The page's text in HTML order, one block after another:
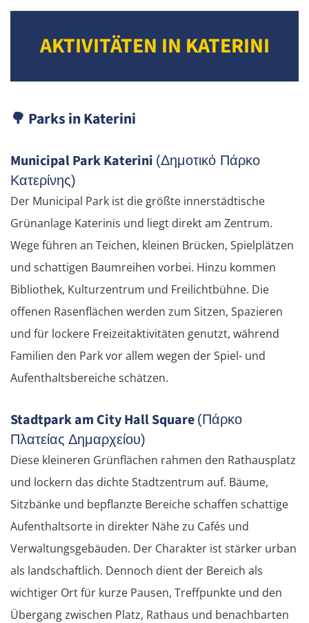
AKTIVITÄTEN IN KATERINI
🌳 Parks in Katerini
Municipal Park Katerini (Δημοτικό Πάρκο
Κατερίνης)
Der Municipal Park ist die größte innerstädtische
Grünanlage Katerinis und liegt direkt am Zentrum.
Wege führen an Teichen, kleinen Brücken, Spielplätzen
und schattigen Baumreihen vorbei. Hinzu kommen
Bibliothek, Kulturzentrum und Freilichtbühne. Die
offenen Rasenflächen werden zum Sitzen, Spazieren
und für lockere Freizeitaktivitäten genutzt, während
Familien den Park vor allem wegen der Spiel- und
Aufenthaltsbereiche schätzen.
Stadtpark am City Hall Square (Πάρκο
Πλατείας Δημαρχείου)
Diese kleineren Grünflächen rahmen den Rathausplatz
und lockern das dichte Stadtzentrum auf. Bäume,
Sitzbänke und bepflanzte Bereiche schaffen schattige
Aufenthaltsorte in direkter Nähe zu Cafés und
Verwaltungsgebäuden. Der Charakter ist stärker urban
als landschaftlich. Dennoch dient der Bereich als
wichtiger Ort für kurze Pausen, Treffpunkte und den
Übergang zwischen Platz, Rathaus und benachbarten